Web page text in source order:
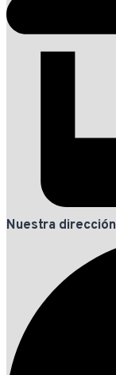
Nuestra dirección